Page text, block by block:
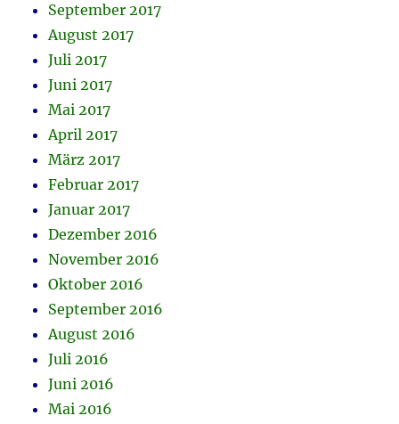
September 2017
August 2017
Juli 2017
Juni 2017
Mai 2017
April 2017
März 2017
Februar 2017
Januar 2017
Dezember 2016
November 2016
Oktober 2016
September 2016
August 2016
Juli 2016
Juni 2016
Mai 2016